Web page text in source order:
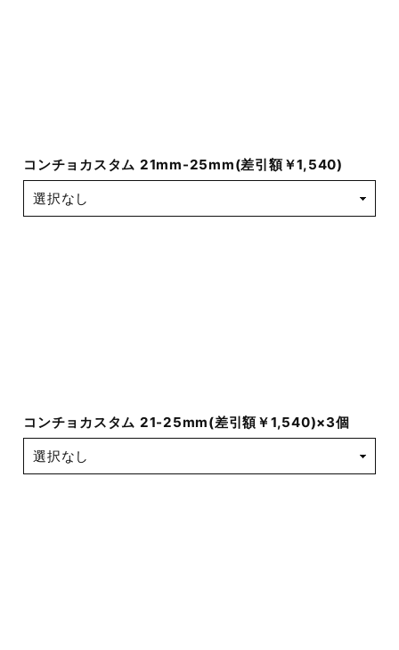
コンチョカスタム 21mm-25mm(差引額￥1,540)
コンチョカスタム 21-25mm(差引額￥1,540)×3個